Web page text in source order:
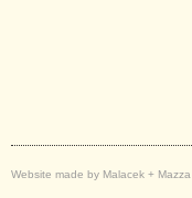
Website made by Malacek + Mazza